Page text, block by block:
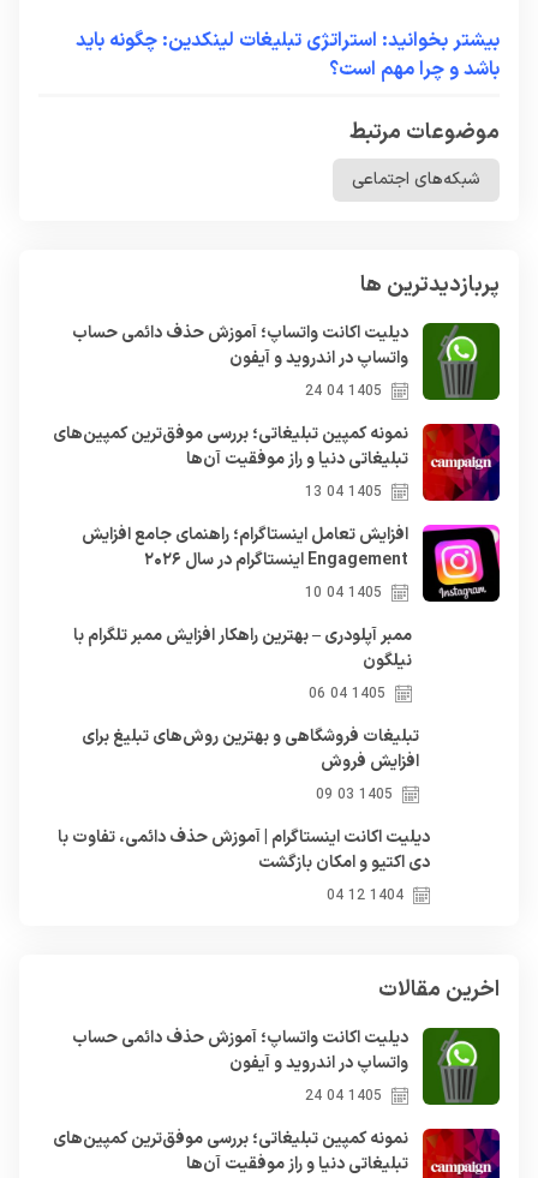
اخرین مقالات
دیلیت اکانت واتساپ؛ آموزش حذف دائمی حساب
واتساپ در اندروید و آیفون
1405 04 24
نمونه کمپین تبلیغاتی؛ بررسی موفق‌ترین کمپین‌های
تبلیغاتی دنیا و راز موفقیت آن‌ها
بیشتر بخوانید: استراتژی تبلیغات لینکدین: چگونه باید
باشد و چرا مهم است؟
موضوعات مرتبط
شبکه‌های اجتماعی
پربازدیدترین ها
دیلیت اکانت واتساپ؛ آموزش حذف دائمی حساب
واتساپ در اندروید و آیفون
1405 04 24
نمونه کمپین تبلیغاتی؛ بررسی موفق‌ترین کمپین‌های
تبلیغاتی دنیا و راز موفقیت آن‌ها
1405 04 13
افزایش تعامل اینستاگرام؛ راهنمای جامع افزایش
Engagement اینستاگرام در سال ۲۰۲۶
1405 04 10
ممبر آپلودری – بهترین راهکار افزایش ممبر تلگرام با
نیلگون
1405 04 06
تبلیغات فروشگاهی و بهترین روش‌های تبلیغ برای
افزایش فروش
1405 03 09
دیلیت اکانت اینستاگرام | آموزش حذف دائمی، تفاوت با
دی اکتیو و امکان بازگشت
1404 12 04